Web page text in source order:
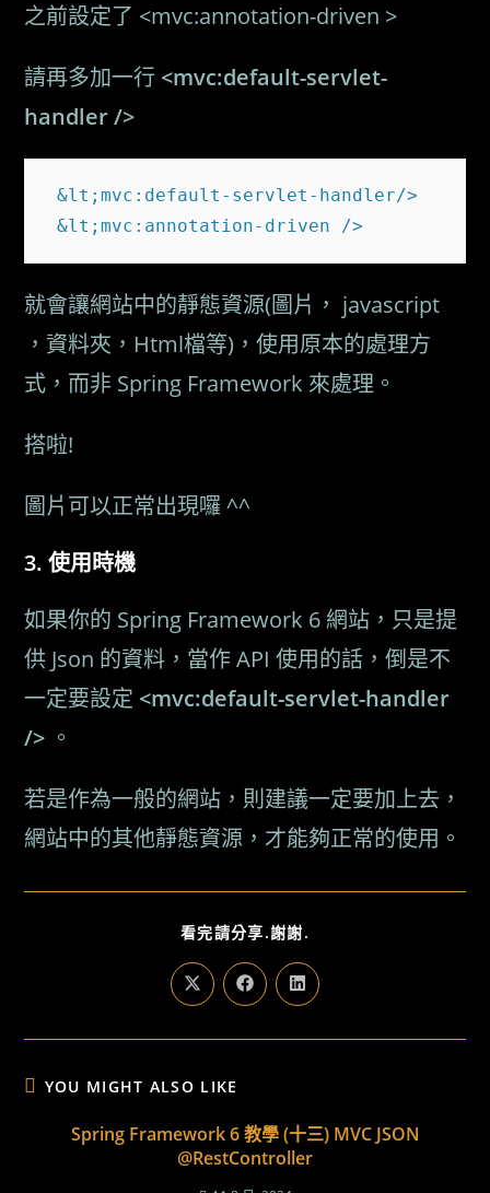
之前設定了 <mvc:annotation-driven >
請再多加一行 <mvc:default-servlet-
handler />
&lt;mvc:default-servlet-handler/>
就會讓網站中的靜態資源(圖片， javascript
，資料夾，Html檔等)，使用原本的處理方
式，而非 Spring Framework 來處理。
搭啦!
圖片可以正常出現囉 ^^
使用時機
如果你的 Spring Framework 6 網站，只是提
供 Json 的資料，當作 API 使用的話，倒是不
一定要設定 <mvc:default-servlet-handler
/> 。
若是作為一般的網站，則建議一定要加上去，
網站中的其他靜態資源，才能夠正常的使用。
看完請分享.謝謝.
CONTENT
Opens
in
new
Opens
in
new
Opens
in
new
YOU MIGHT ALSO LIKE
Spring Framework 6 教學 (十三) MVC JSON
@RestController